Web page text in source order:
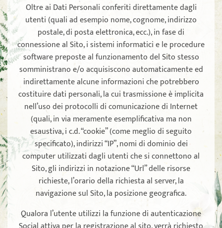
Oltre ai Dati Personali conferiti direttamente dagli
utenti (quali ad esempio nome, cognome, indirizzo
postale, di posta elettronica, ecc.), in fase di
connessione al Sito, i sistemi informatici e le procedure
software preposte al funzionamento del Sito stesso
somministrano e/o acquisiscono automaticamente ed
indirettamente alcune informazioni che potrebbero
costituire dati personali, la cui trasmissione è implicita
nell’uso dei protocolli di comunicazione di Internet
(quali, in via meramente esemplificativa ma non
esaustiva, i c.d. “cookie” (come meglio di seguito
specificato), indirizzi “IP”, nomi di dominio dei
computer utilizzati dagli utenti che si connettono al
Sito, gli indirizzi in notazione “Url” delle risorse
richieste, l’orario della richiesta al server, la
navigazione sul Sito, la posizione geografica.
Qualora l’utente utilizzi la funzione di autenticazione